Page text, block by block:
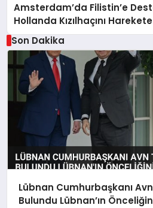
Amsterdam’da Filistin’e
Hollanda Kızılhaçını
Son Dakika
Lübnan Cumhurbaşkanı
Bulundu Lübnan’ın